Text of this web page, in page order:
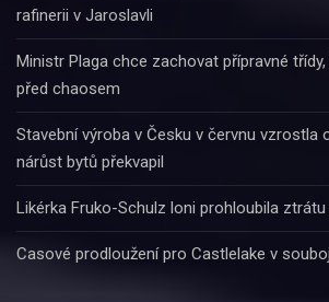
rafinerii v Jaroslavli
Ministr Plaga chce zachovat přípravné
před chaosem
Stavební výroba v Česku v červnu vzrostla
nárůst bytů překvapil
Likérka Fruko-Schulz loni prohloubila
Casové prodloužení pro Castlelake v